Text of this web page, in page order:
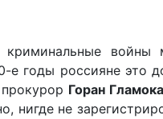
войны
е годы россияне это
Горан
не